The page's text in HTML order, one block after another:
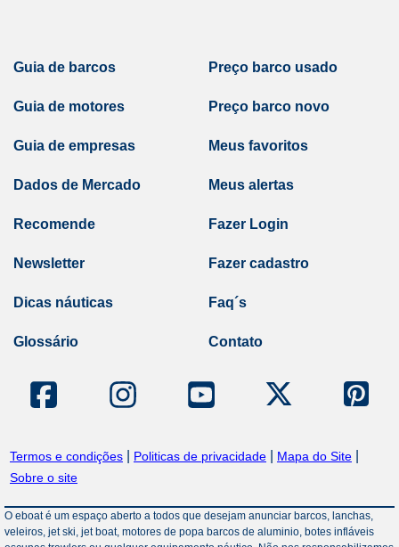
Guia de barcos
Guia de motores
Guia de empresas
Dados de Mercado
Preço barco usado
Preço barco novo
Meus favoritos
Meus alertas
Recomende
Newsletter
Dicas náuticas
Glossário
Fazer Login
Fazer cadastro
Faq´s
Contato
Termos e condições Politicas de privacidade Mapa do Site
Sobre o site
O eboat é um espaço aberto a todos que desejam anunciar barcos, lanchas,
veleiros, jet ski, jet boat, motores de popa barcos de aluminio, botes infláveis